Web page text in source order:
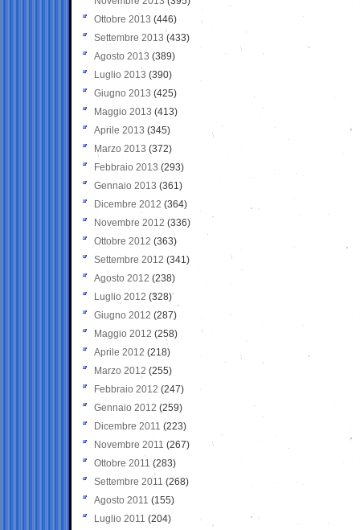
Ottobre 2013 (446)
Settembre 2013 (433)
Agosto 2013 (389)
Luglio 2013 (390)
Giugno 2013 (425)
Maggio 2013 (413)
Aprile 2013 (345)
Marzo 2013 (372)
Febbraio 2013 (293)
Gennaio 2013 (361)
Dicembre 2012 (364)
Novembre 2012 (336)
Ottobre 2012 (363)
Settembre 2012 (341)
Agosto 2012 (238)
Luglio 2012 (328)
Giugno 2012 (287)
Maggio 2012 (258)
Aprile 2012 (218)
Marzo 2012 (255)
Febbraio 2012 (247)
Gennaio 2012 (259)
Dicembre 2011 (223)
Novembre 2011 (267)
Ottobre 2011 (283)
Settembre 2011 (268)
Agosto 2011 (155)
Luglio 2011 (204)